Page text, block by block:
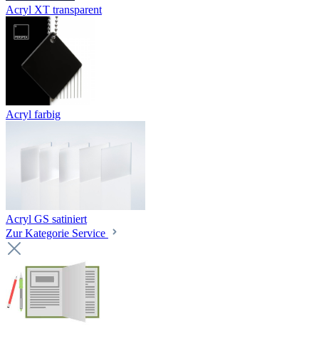
Acryl XT transparent
Acryl farbig
Acryl GS satiniert
Zur Kategorie Service